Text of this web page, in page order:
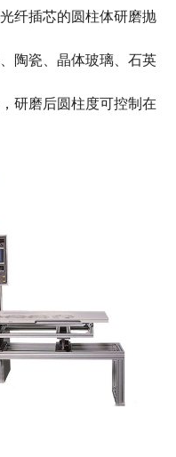
纤插芯的圆柱体研磨抛
陶瓷、晶体玻璃、石英
研磨后圆柱度可控制在